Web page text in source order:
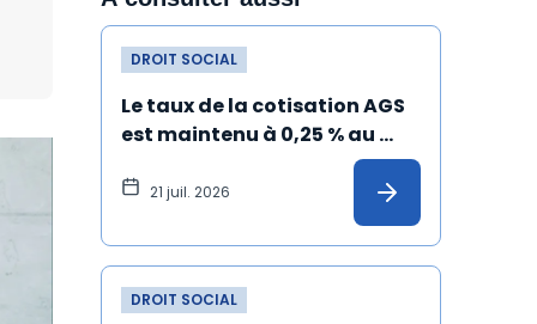
DROIT SOCIAL
Le taux de la cotisation AGS
est maintenu à 0,25 % au
21 juil. 2026
DROIT SOCIAL